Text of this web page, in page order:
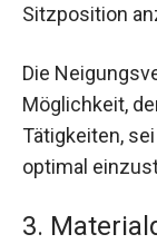
Sitzposition
Die
Möglichkeit,
Tätigkeiten,
optimal
3.